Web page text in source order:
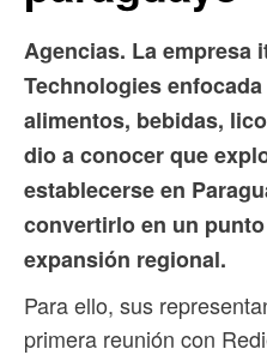
Agencias. La empresa
Technologies
alimentos, bebidas,
dio a conocer que
establecerse en
convertirlo en un
expansión regional.
Para ello, sus
primera reunión con